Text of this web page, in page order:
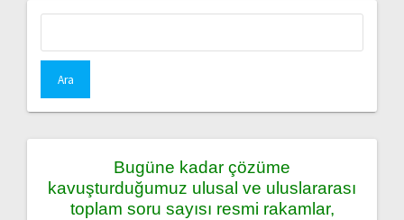
Bugüne kadar çözüme
kavuşturduğumuz ulusal ve uluslararası
toplam soru sayısı resmi rakamlar,